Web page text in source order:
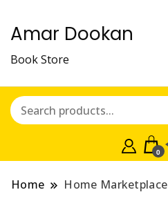
Amar Dookan
Book Store
0
Home Home Marketplace